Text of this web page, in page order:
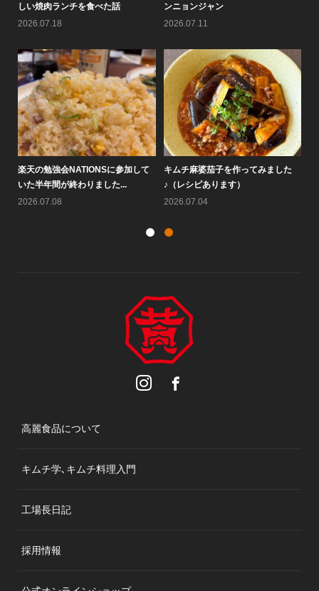
のメチャ売れ！！のコーナーで...
2026.08.05
号を作りました♪
2026.08.01
大阪鶴橋黄さんのピビン麺が人気で
す♪
2026.07.25
なぜ7月にキムチは売れないの
か？！
2026.07.22
高麗食品について
キムチ学､キムチ料理入門
工場長日記
採用情報